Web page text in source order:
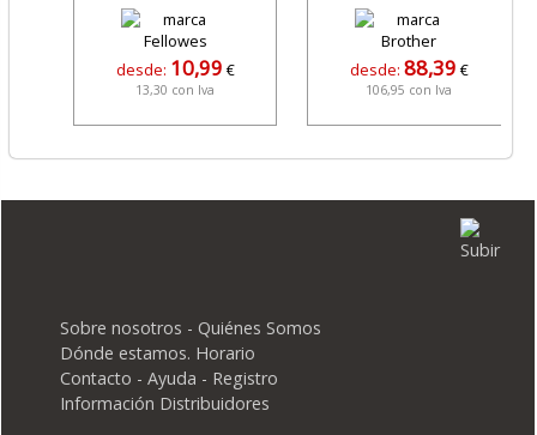
desde: 10,99 €
13,30 con Iva
desde: 88,39 €
106,95 con Iva
Sobre nosotros - Quiénes Somos
Dónde estamos. Horario
Contacto - Ayuda - Registro
Información Distribuidores